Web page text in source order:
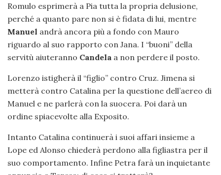
Romulo esprimerà a Pia tutta la propria delusione,
perché a quanto pare non si è fidata di lui, mentre
Manuel andrà ancora più a fondo con Mauro
riguardo al suo rapporto con Jana. I “buoni” della
servitù aiuteranno Candela a non perdere il posto.
Lorenzo istigherà il “figlio” contro Cruz. Jimena si
metterà contro Catalina per la questione dell’aereo di
Manuel e ne parlerà con la suocera. Poi darà un
ordine spiacevolte alla Exposito.
Intanto Catalina continuerà i suoi affari insieme a
Lope ed Alonso chiederà perdono alla figliastra per il
suo comportamento. Infine Petra farà un inquietante